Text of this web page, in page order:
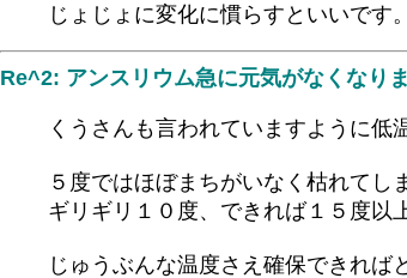
じょじょに変化に慣らすといいです。
Re^2: アンスリウム急に元気がなくなり
くうさんも言われていますように低
５度ではほぼまちがいなく枯れてし
ギリギリ１０度、できれば１５度以
じゅうぶんな温度さえ確保できれば